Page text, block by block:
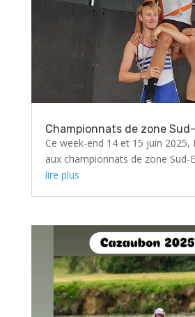
Championnats de zone
Ce week-end 14 et 15 juin 2025,
aux championnats de zone Sud-
lire plus